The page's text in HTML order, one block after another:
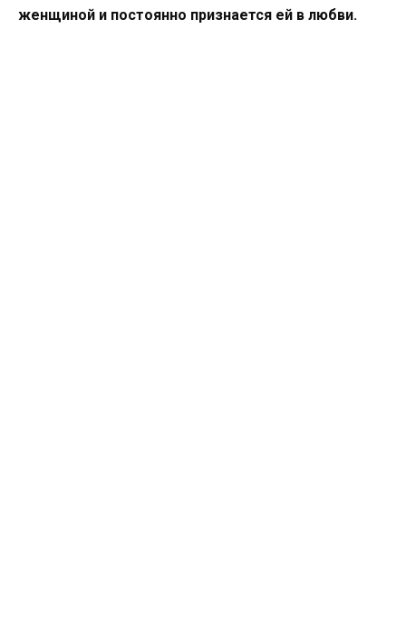
женщиной и постоянно признается ей в любви.